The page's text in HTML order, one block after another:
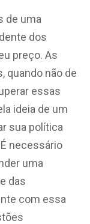
de uma
dos
preço. As
quando não de
essas
ideia de um
sua política
necessário
uma
das
com essa